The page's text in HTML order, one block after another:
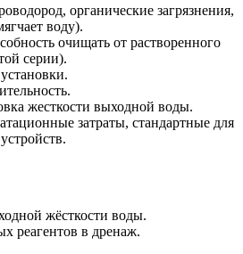
органические загрязнения,
воду).
очищать от растворенного
серии).
жесткости выходной воды.
затраты, стандартные для
жёсткости воды.
реагентов в дренаж.